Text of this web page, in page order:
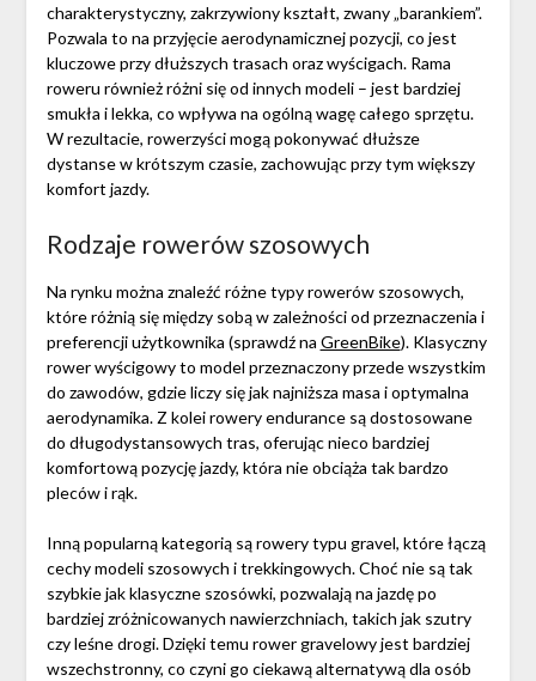
charakterystyczny, zakrzywiony kształt, zwany „barankiem”.
Pozwala to na przyjęcie aerodynamicznej pozycji, co jest
kluczowe przy dłuższych trasach oraz wyścigach. Rama
roweru również różni się od innych modeli – jest bardziej
smukła i lekka, co wpływa na ogólną wagę całego sprzętu.
W rezultacie, rowerzyści mogą pokonywać dłuższe
dystanse w krótszym czasie, zachowując przy tym większy
komfort jazdy.
Rodzaje rowerów szosowych
Na rynku można znaleźć różne typy rowerów szosowych,
które różnią się między sobą w zależności od przeznaczenia i
preferencji użytkownika (sprawdź na GreenBike). Klasyczny
rower wyścigowy to model przeznaczony przede wszystkim
do zawodów, gdzie liczy się jak najniższa masa i optymalna
aerodynamika. Z kolei rowery endurance są dostosowane
do długodystansowych tras, oferując nieco bardziej
komfortową pozycję jazdy, która nie obciąża tak bardzo
pleców i rąk.
Inną popularną kategorią są rowery typu gravel, które łączą
cechy modeli szosowych i trekkingowych. Choć nie są tak
szybkie jak klasyczne szosówki, pozwalają na jazdę po
bardziej zróżnicowanych nawierzchniach, takich jak szutry
czy leśne drogi. Dzięki temu rower gravelowy jest bardziej
wszechstronny, co czyni go ciekawą alternatywą dla osób